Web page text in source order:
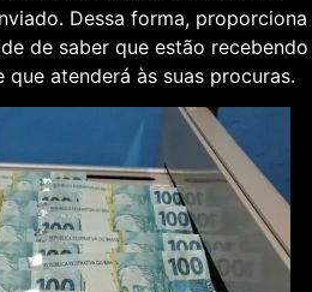
Dessa forma, proporciona
de saber que estão recebendo
atenderá às suas procuras.